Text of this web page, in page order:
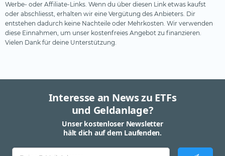
Werbe- oder Affiliate-Links. Wenn du über diesen Link etwas kaufst
oder abschliesst, erhalten wir eine Vergütung des Anbieters. Dir
entstehen dadurch keine Nachteile oder Mehrkosten. Wir verwenden
diese Einnahmen, um unser kostenfreies Angebot zu finanzieren.
Vielen Dank für deine Unterstützung.
Interesse an News zu ETFs
und Geldanlage?
Unser kostenloser Newsletter
hält dich auf dem Laufenden.